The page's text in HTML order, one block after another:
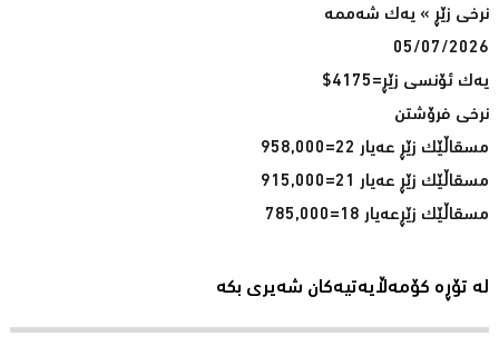
نرخی زێڕ » یەک شەممە
05/07/2026
یەک ئۆنسی زێڕ=4175$
نرخی فرۆشتن
مسقاڵێک زێڕ عەیار 22=958,000
مسقاڵێک زێڕ عەیار 21=915,000
مسقاڵێک زێڕعەیار 18=785,000
لە تۆڕە کۆمەڵایەتیەکان شەیری بکە